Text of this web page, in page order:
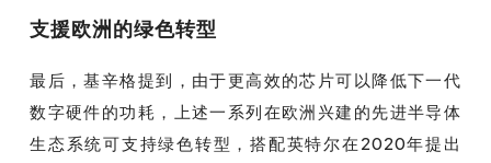
支援欧洲的绿色转型
最后，基辛格提到，由于更高效的芯片可以降低下一代
数字硬件的功耗，上述一系列在欧洲兴建的先进半导体
生态系统可支持绿色转型，搭配英特尔在2020年提出